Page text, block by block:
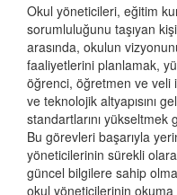
Okul yöneticileri, eğitim
sorumluluğunu taşıyan
arasında, okulun
faaliyetlerini planlamak,
öğrenci, öğretmen ve veli
ve teknolojik altyapısını
standartlarını yükseltmek
Bu görevleri başarıyla
yöneticilerinin sürekli
güncel bilgilere sahip
okul yöneticilerinin okuma